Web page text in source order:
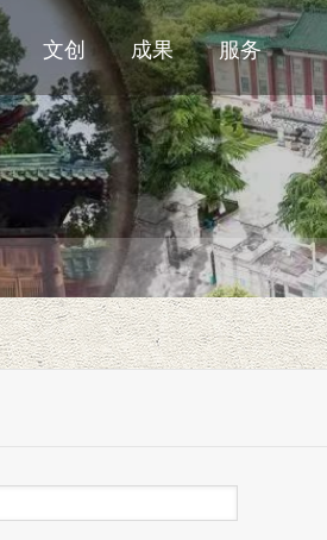
文创 成果 服务